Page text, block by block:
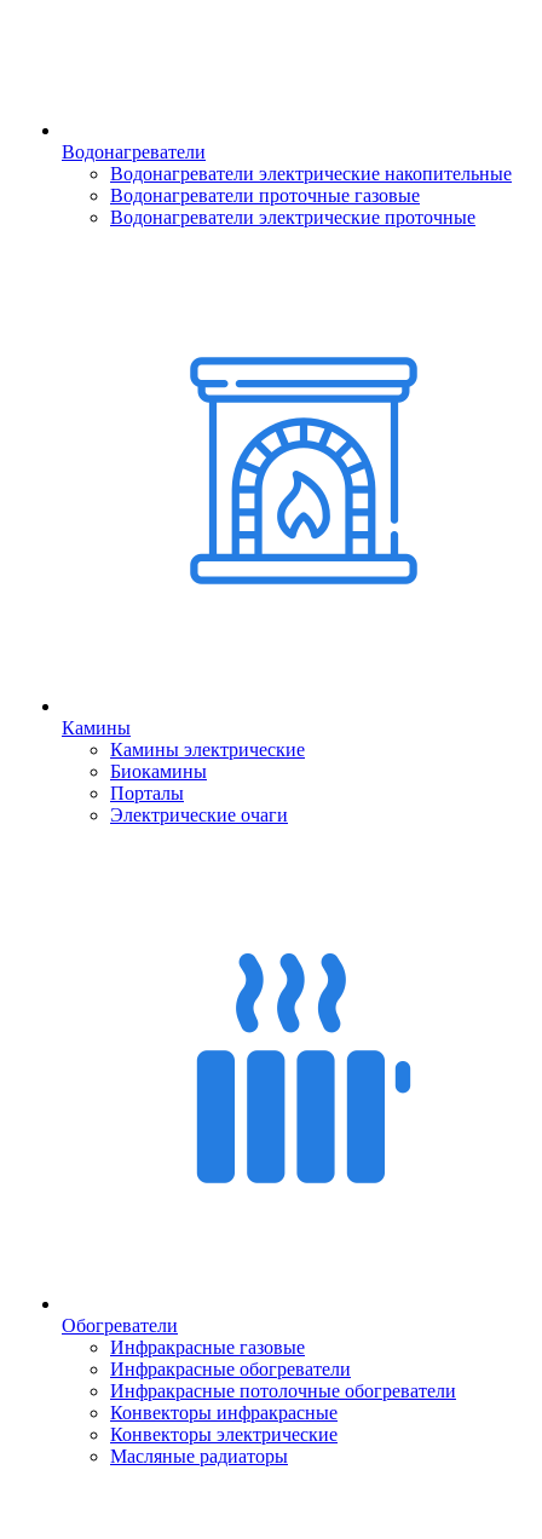
Водонагреватели
Водонагреватели электрические накопительные
Водонагреватели проточные газовые
Водонагреватели электрические проточные
Камины
Камины электрические
Биокамины
Порталы
Электрические очаги
Обогреватели
Инфракрасные газовые
Инфракрасные обогреватели
Инфракрасные потолочные обогреватели
Конвекторы инфракрасные
Конвекторы электрические
Масляные радиаторы